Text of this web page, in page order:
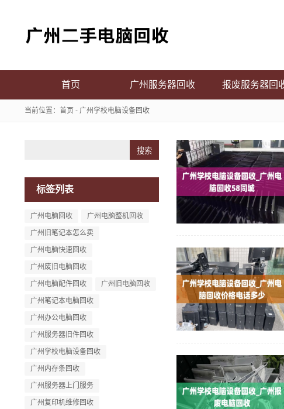
首页 广州服务器回收 报废服务器回
当前位置： 首页 - 广州学校电脑设备回收
标签列表
广州电脑回收 广州电脑整机回收
广州旧笔记本怎么卖
广州电脑快速回收
广州废旧电脑回收
广州电脑配件回收 广州旧电脑回收
广州笔记本电脑回收
广州办公电脑回收
广州服务器旧件回收
广州学校电脑设备回收
广州内存条回收
广州服务器上门服务
广州复印机维修回收